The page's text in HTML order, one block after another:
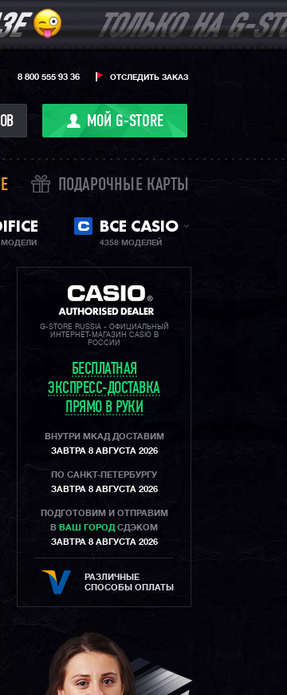
ОТСЛЕДИТЬ ЗАКАЗ
8 800 555 93 36
МОЙ G-STORE
ПОДАРОЧНЫЕ КАРТЫ
МОДЕЛИ
ВСЕ CASIO
4358 МОДЕЛЕЙ
G-STORE RUSSIA - ОФИЦИАЛЬНЫЙ
ИНТЕРНЕТ-МАГАЗИН CASIO В
РОССИИ
БЕСПЛАТНАЯ
ЭКСПРЕСС-ДОСТАВКА
ПРЯМО В РУКИ
ВНУТРИ МКАД ДОСТАВИМ
ЗАВТРА 8 АВГУСТА 2026
ПО САНКТ-ПЕТЕРБУРГУ
ЗАВТРА 8 АВГУСТА 2026
ПОДГОТОВИМ И ОТПРАВИМ
В ВАШ ГОРОД СДЭКОМ
ЗАВТРА 8 АВГУСТА 2026
РАЗЛИЧНЫЕ
СПОСОБЫ ОПЛАТЫ